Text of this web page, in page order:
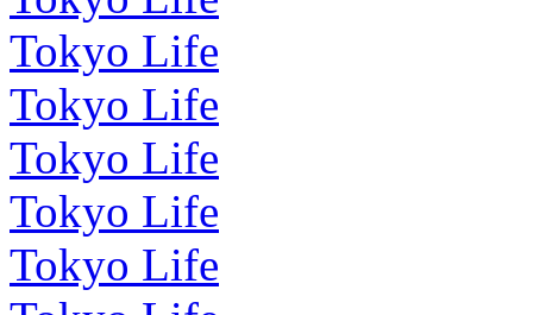
Tokyo Life
Tokyo Life
Tokyo Life
Tokyo Life
Tokyo Life